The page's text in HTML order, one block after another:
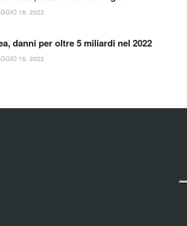
16, 2023
danni per oltre 5 miliardi nel 2022
16, 2023